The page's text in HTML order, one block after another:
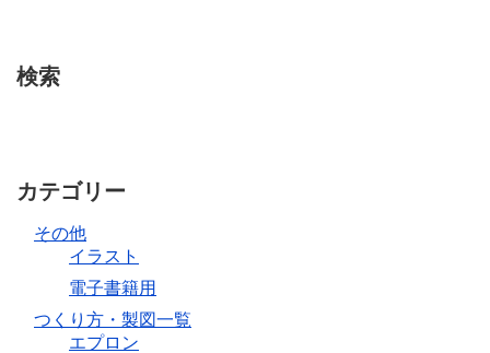
検索
カテゴリー
その他
イラスト
電子書籍用
つくり方・製図一覧
エプロン